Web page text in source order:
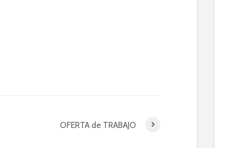
OFERTA de TRABAJO